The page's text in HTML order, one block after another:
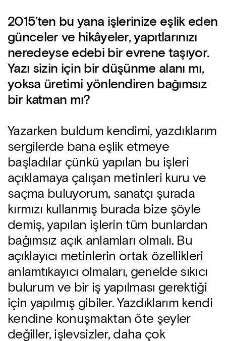
2015’ten bu yana işlerinize eşlik eden
günceler ve hikâyeler, yapıtlarınızı
neredeyse edebi bir evrene taşıyor.
Yazı sizin için bir düşünme alanı mı,
yoksa üretimi yönlendiren bağımsız
bir katman mı?
Yazarken buldum kendimi, yazdıklarım
sergilerde bana eşlik etmeye
başladılar çünkü yapılan bu işleri
açıklamaya çalışan metinleri kuru ve
saçma buluyorum, sanatçı şurada
kırmızı kullanmış burada bize şöyle
demiş, yapılan işlerin tüm bunlardan
bağımsız açık anlamları olmalı. Bu
açıklayıcı metinlerin ortak özellikleri
anlamtıkayıcı olmaları, genelde sıkıcı
bulurum ve bir iş yapılması gerektiği
için yapılmış gibiler. Yazdıklarım kendi
kendine konuşmaktan öte şeyler
değiller, işlevsizler, daha çok